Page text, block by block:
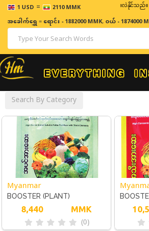
1 USD = 2110 MMK
ဈေးနှုန်းများသည် အချိန်နှင့် အမျှပြောင်းလဲနိုင်သည်။
အခေါက်ရွှေ=ရောင်း - 1882000 MMK, ဝယ် - 1874000
Search By Category
Myanmar
BOOSTER (PLANT)
8,440 MMK
(0)